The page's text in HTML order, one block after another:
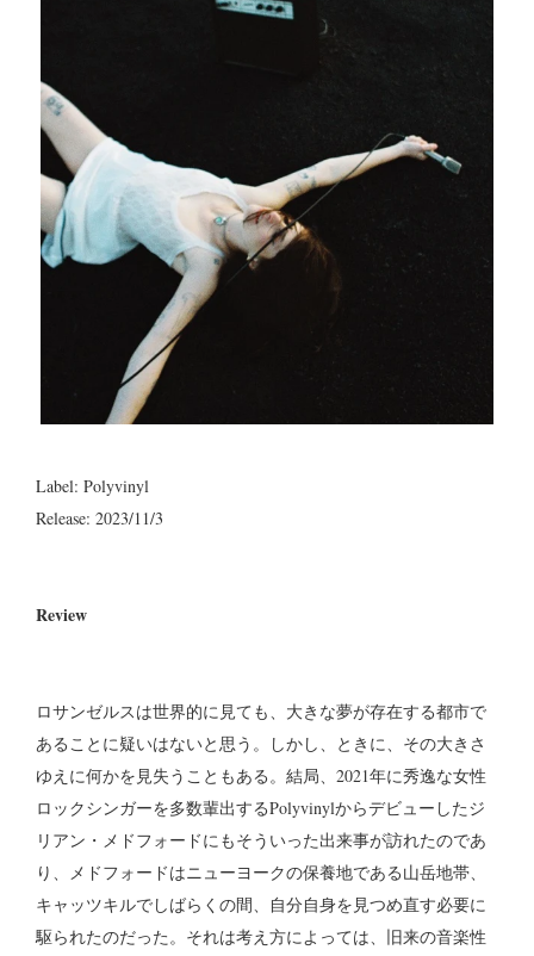
Label: Polyvinyl
Release: 2023/11/3
Review
ロサンゼルスは世界的に見ても、大きな夢が存在する都市で
あることに疑いはないと思う。しかし、ときに、その大きさ
ゆえに何かを見失うこともある。結局、2021年に秀逸な女性
ロックシンガーを多数輩出するPolyvinylからデビューしたジ
リアン・メドフォードにもそういった出来事が訪れたのであ
り、メドフォードはニューヨークの保養地である山岳地帯、
キャッツキルでしばらくの間、自分自身を見つめ直す必要に
駆られたのだった。それは考え方によっては、旧来の音楽性